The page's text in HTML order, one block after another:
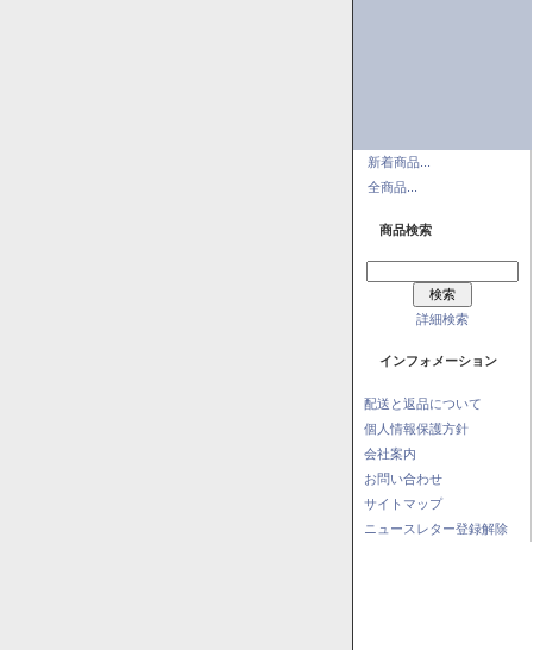
新着商品...
全商品...
商品検索
詳細検索
インフォメーション
配送と返品について
個人情報保護方針
会社案内
お問い合わせ
サイトマップ
ニュースレター登録解除